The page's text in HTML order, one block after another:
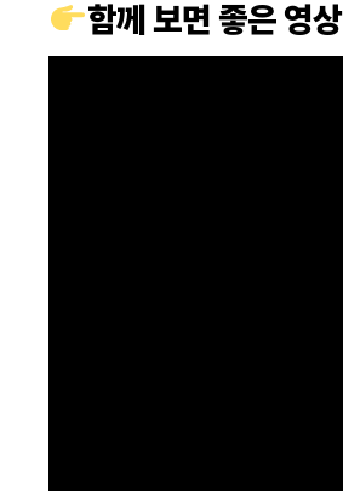
함께 보면 좋은 영상